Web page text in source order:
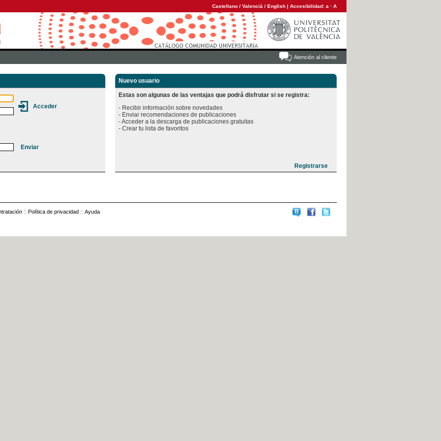
Castellano / Valencià / English | Accesibilidad: a · A
Atención al cliente
Nuevo usuario
Estas son algunas de las ventajas que podrá disfrutar si se registra:
- Recibir información sobre novedades
- Enviar recomendaciones de publicaciones
- Acceder a la descarga de publicaciones gratuitas
:: Política de privacidad :: Ayuda